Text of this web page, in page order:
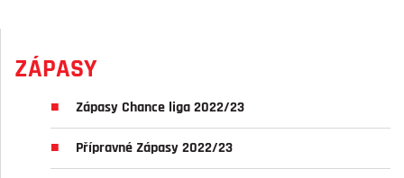
ZÁPASY
Zápasy Chance liga 2022/23
Přípravné Zápasy 2022/23